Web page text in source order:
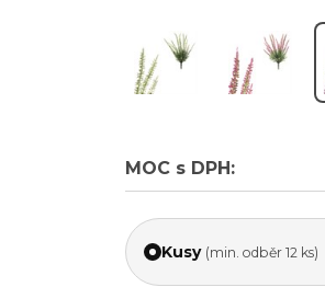
MOC s DPH:
Kusy (min. odběr 12 ks)